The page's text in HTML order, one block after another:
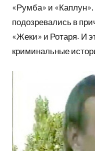
«Румба» и
подозревались в
«Жеки» и Ротаря. И
криминальные